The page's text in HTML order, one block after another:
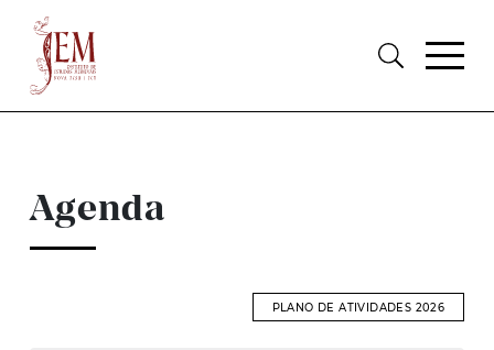
Agenda
PLANO DE ATIVIDADES 2026